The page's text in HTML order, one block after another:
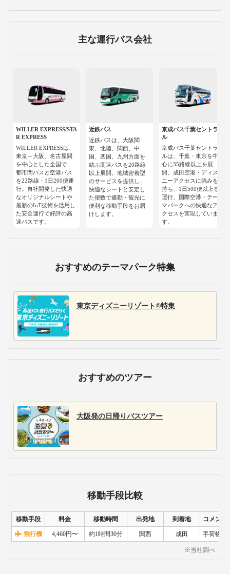
主な運行バス会社
WILLER EXPRESS/STA
R EXPRESS
WILLER EXPRESSは、
東京～大阪、名古屋間
を中心とした全国で、
都市間バスと空港バス
を22路線・1日200便運
行。自社開発した快適
なオリジナルシートや
最新のIoT技術を活用し
た安全運行で好評の高
速バスです。
近鉄バス
近鉄バスは、大阪関
東、北陸、関西、中
国、四国、九州方面を
結ぶ高速バスを20路線
以上展開。地域密着型
のサービスを提供し、
快適なシートと安定し
た便数で通勤・観光に
便利な移動手段をお届
けします。
京成バス千葉セントラ
ル
京成バス千葉セントラ
ルは、千葉・東京を中
心に35路線以上を展
開。成田空港・ディズ
ニーアクセスに強みを
持ち、1日500便以上を
運行。国際空港・テー
マパークへの快適なア
クセスを実現していま
す。
おすすめのテーマパーク特集
東京ディズニーリゾート®特集
おすすめのツアー
大阪発の日帰りバスツアー
移動手段比較
移動手段 料金 移動時間 出発地 到着地 コメント
飛行機 4,460円〜 約1時間30分 関西 成田 手荷物検
※当社調べ